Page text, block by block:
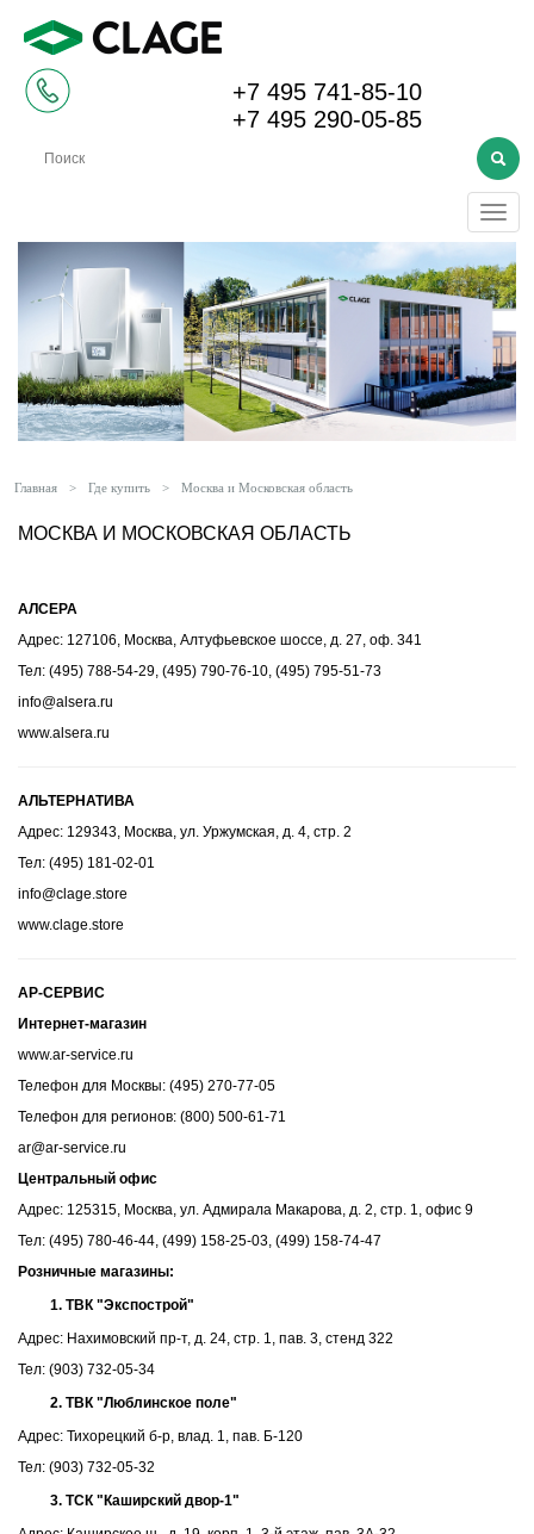
+7 495 741-85-10
+7 495 290-05-85
Меню
Главная > Где купить > Москва и Московская область
МОСКВА И МОСКОВСКАЯ ОБЛАСТЬ
АЛСЕРА
Адрес: 127106, Москва, Алтуфьевское шоссе, д. 27, оф. 341
Тел: (495) 788-54-29, (495) 790-76-10, (495) 795-51-73
info@alsera.ru
www.alsera.ru
АЛЬТЕРНАТИВА
Адрес: 129343, Москва, ул. Уржумская, д. 4, стр. 2
Тел: (495) 181-02-01
info@clage.store
www.clage.store
АР-СЕРВИС
Интернет-магазин
www.ar-service.ru
Телефон для Москвы: (495) 270-77-05
Телефон для регионов: (800) 500-61-71
ar@ar-service.ru
Центральный офис
Адрес: 125315, Москва, ул. Адмирала Макарова, д. 2, стр. 1, офис 9
Тел: (495) 780-46-44, (499) 158-25-03, (499) 158-74-47
Розничные магазины:
ТВК "Экспострой"
Адрес: Нахимовский пр-т, д. 24, стр. 1, пав. 3, стенд 322
Тел: (903) 732-05-34
ТВК "Люблинское поле"
Адрес: Тихорецкий б-р, влад. 1, пав. Б-120
Тел: (903) 732-05-32
ТСК "Каширский двор-1"